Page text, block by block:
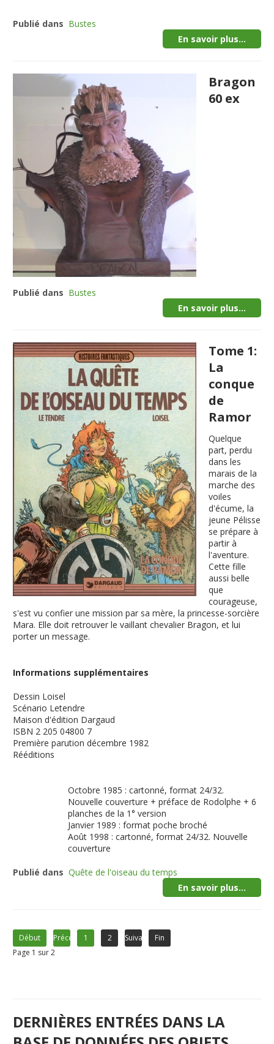
Publié dans Bustes
En savoir plus...
Bragon
60 ex
Publié dans Bustes
En savoir plus...
Tome 1:
La
conque
de
Ramor
Quelque
part, perdu
dans les
marais de la
marche des
voiles
d'écume, la
jeune Pélisse
se prépare à
partir à
l'aventure.
Cette fille
aussi belle
que
courageuse,
s'est vu confier une mission par sa mère, la princesse-sorcière
Mara. Elle doit retrouver le vaillant chevalier Bragon, et lui
porter un message.
Informations supplémentaires
Dessin Loisel
Scénario Letendre
Maison d'édition Dargaud
ISBN 2 205 04800 7
Première parution décembre 1982
Rééditions
Octobre 1985 : cartonné, format 24/32.
Nouvelle couverture + préface de Rodolphe + 6
planches de la 1° version
Janvier 1989 : format poche broché
Août 1998 : cartonné, format 24/32. Nouvelle
couverture
Publié dans Quête de l'oiseau du temps
En savoir plus...
Début Précédent1 2 Suivant
Fin
Page 1 sur 2
DERNIÈRES ENTRÉES DANS LA